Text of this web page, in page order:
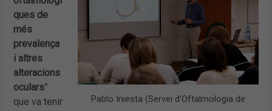
Pablo Iniesta (Servei d’Oftalmologia de
ques de
més
prevalença
i altres
alteracions
oculars”
que va tenir